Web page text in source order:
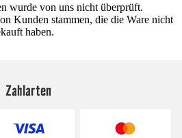
wurde von uns nicht überprüft.
Kunden stammen, die die Ware nicht
haben.
Zahlarten